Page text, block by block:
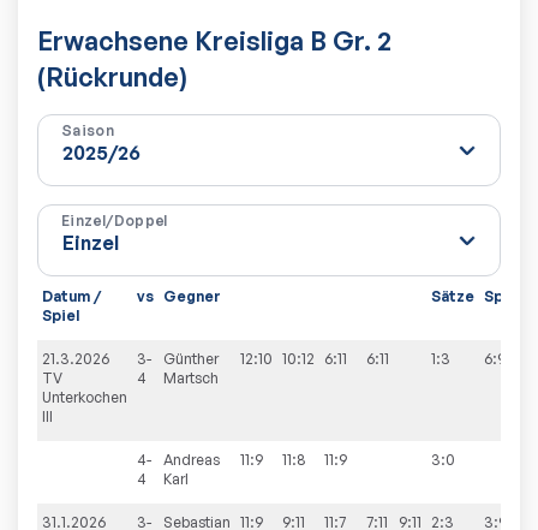
Erwachsene Kreisliga B Gr. 2
(Rückrunde)
Saison
Einzel/Doppel
Datum /
Spiel
vs Gegner Sätze Spiele
21.3.2026
TV
Unterkochen
III
3-
4
Günther
Martsch
12:10 10:12 6:11 6:11 1:3 6:9
4-
4
Andreas
Karl
11:9 11:8 11:9 3:0
31.1.2026
3-
Sebastian 11:9 9:11 11:7 7:11 9:11 2:3 3:9